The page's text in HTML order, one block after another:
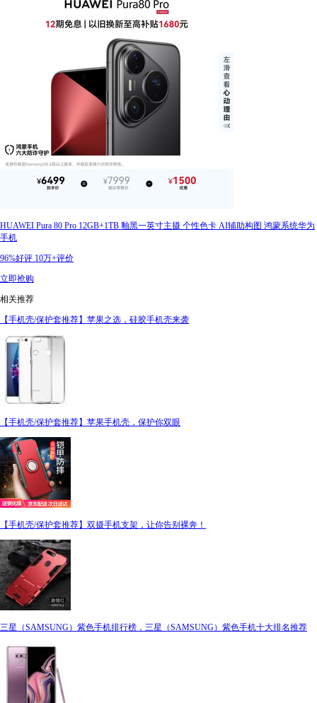
HUAWEI Pura 80 Pro 12GB+1TB 釉黑一英寸主摄 个性色卡 AI辅助构图 鸿蒙系统华为
手机
96%好评 10万+评价
立即抢购
相关推荐
【手机壳/保护套推荐】苹果之选，硅胶手机壳来袭
【手机壳/保护套推荐】苹果手机壳，保护你双眼
【手机壳/保护套推荐】双摄手机支架，让你告别裸奔！
三星（SAMSUNG）紫色手机排行榜，三星（SAMSUNG）紫色手机十大排名推荐